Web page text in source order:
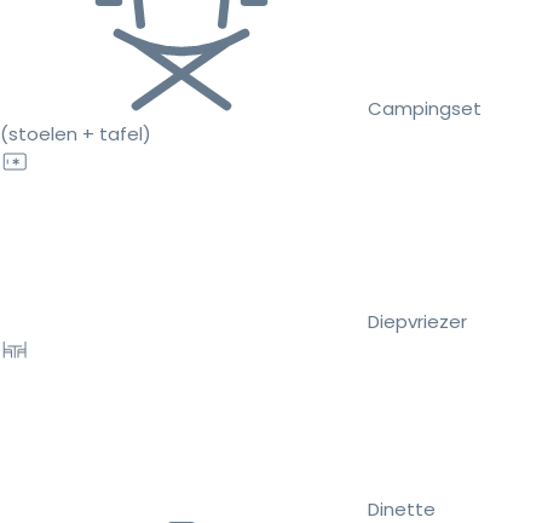
Campingset
(stoelen + tafel)
Diepvriezer
Dinette